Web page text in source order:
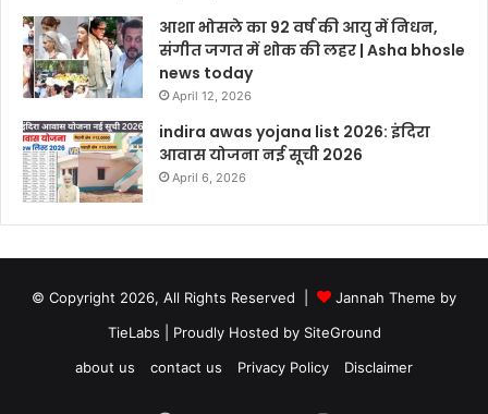
आशा भोसले का 92 वर्ष की आयु में निधन,
संगीत जगत में शोक की लहर | Asha bhosle
news today
April 12, 2026
indira awas yojana list 2026: इंदिरा
आवास योजना नई सूची 2026
April 6, 2026
© Copyright 2026, All Rights Reserved |
Jannah Theme by
TieLabs | Proudly Hosted by SiteGround
about us
contact us Privacy Policy Disclaimer